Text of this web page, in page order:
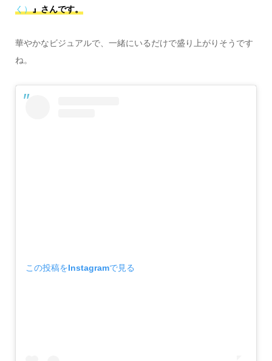
く）』さんです。
華やかなビジュアルで、一緒にいるだけで盛り上がりそうです
ね。
この投稿をInstagramで見る